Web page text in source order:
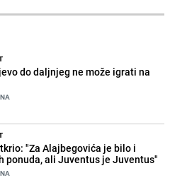
do daljnjeg ne može igrati na
"Za Alajbegovića je bilo i
ponuda, ali Juventus je Juventus"